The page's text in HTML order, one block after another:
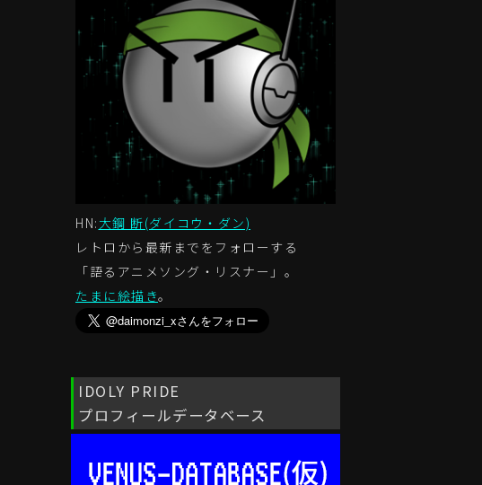
HN: 大鋼 断(ダイコウ・ダン)
レトロから最新までをフォローする
「語るアニメソング・リスナー」。
たまに絵描き。
IDOLY PRIDE
プロフィールデータベース